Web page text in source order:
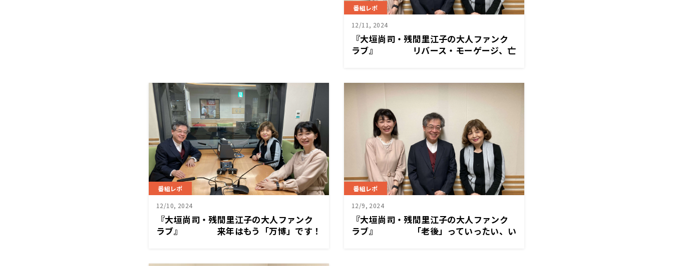
番組レポ
12/11, 2024
『大垣尚司・残間里江子の大人ファンク
ラブ』 リバース・モーゲージ、亡
番組レポ
12/10, 2024
『大垣尚司・残間里江子の大人ファンク
ラブ』 来年はもう「万博」です！
番組レポ
12/9, 2024
『大垣尚司・残間里江子の大人ファンク
ラブ』 「老後」っていったい、い